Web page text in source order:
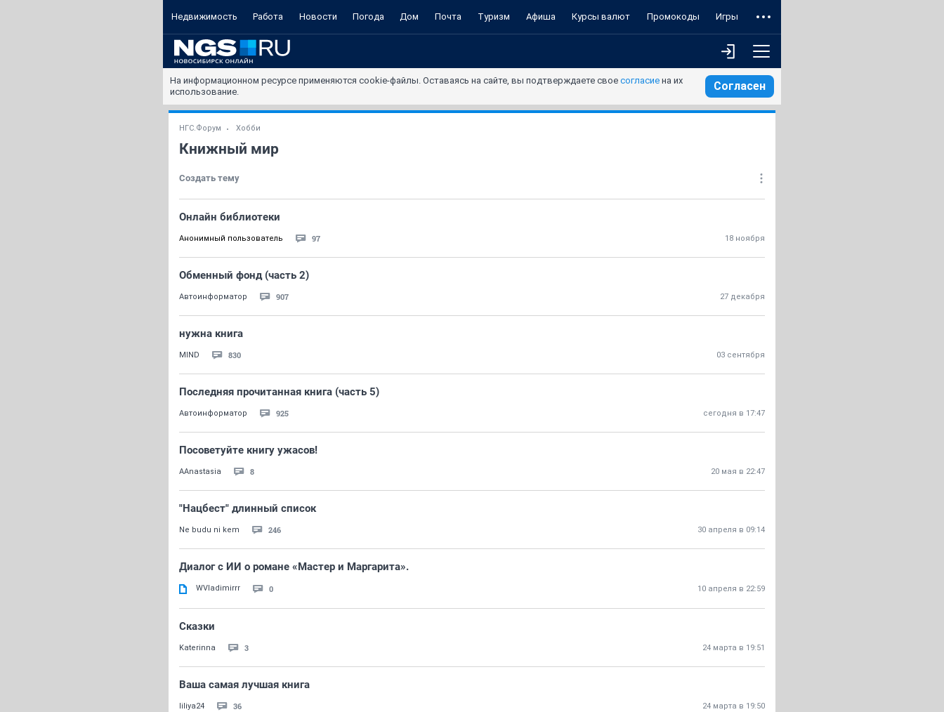
Недвижимость Работа Новости Погода Дом Почта Туризм Афиша Курсы валют Промокоды Игры
На информационном ресурсе применяются cookie-файлы. Оставаясь на сайте, вы подтверждаете свое согласие на их
использование.
Согласен
НГС.Форум Хобби
Книжный мир
Создать тему
Онлайн библиотеки
Анонимный пользователь 97 18 ноября
Обменный фонд (часть 2)
Автоинформатор 907 27 декабря
нужна книга
MIND 830 03 сентября
Последняя прочитанная книга (часть 5)
Автоинформатор 925 сегодня в 17:47
Посоветуйте книгу ужасов!
AAnastasia 8 20 мая в 22:47
"Нацбест" длинный список
Ne budu ni kem 246 30 апреля в 09:14
Диалог с ИИ о романе «Мастер и Маргарита».
WVladimirrr 0 10 апреля в 22:59
Сказки
Katerinna 3 24 марта в 19:51
Ваша самая лучшая книга
liliya24 36 24 марта в 19:50